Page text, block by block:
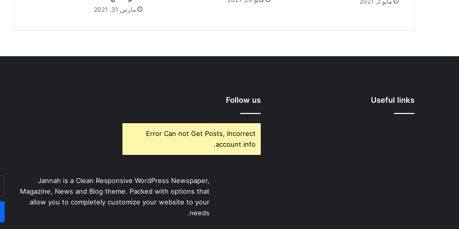
مارس 31, 2021
Useful links
Follow us
Error Can not Get Posts, Incorrect
account info.
Jannah is a Clean Responsive WordPress Newspaper,
Magazine, News and Blog theme. Packed with options that
allow you to completely customize your website to your
needs.